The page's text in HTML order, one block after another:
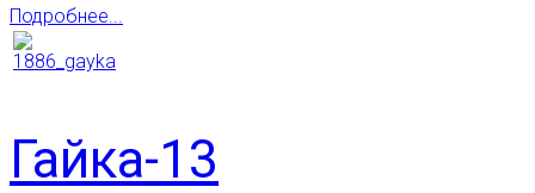
Подробнее...
Гайка-13